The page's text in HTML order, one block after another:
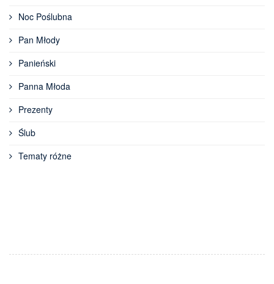
Noc Poślubna
Pan Młody
Panieński
Panna Młoda
Prezenty
Ślub
Tematy różne